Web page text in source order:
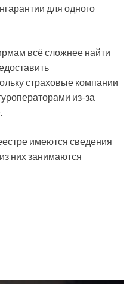
для одного
всё сложнее найти
страховые компании
из-за
имеются сведения
них занимаются